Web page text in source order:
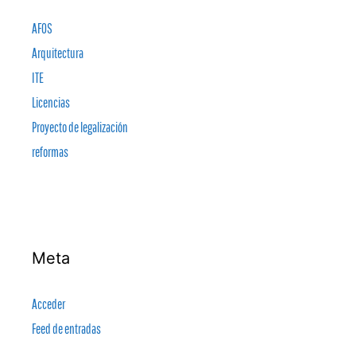
AFOS
Arquitectura
ITE
Licencias
Proyecto de legalización
reformas
Meta
Acceder
Feed de entradas